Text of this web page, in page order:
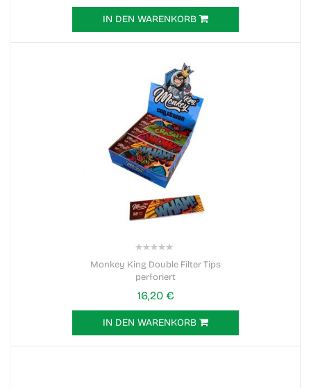
IN DEN WARENKORB
Monkey King Double Filter Tips
perforiert
16,20 €
IN DEN WARENKORB